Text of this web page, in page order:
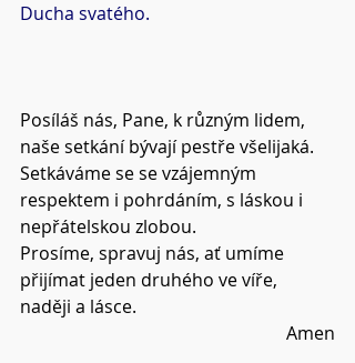
Ducha svatého.
Posíláš nás, Pane, k různým lidem,
naše setkání bývají pestře všelijaká.
Setkáváme se se vzájemným
respektem i pohrdáním, s láskou i
nepřátelskou zlobou.
Prosíme, spravuj nás, ať umíme
přijímat jeden druhého ve víře,
naději a lásce.
Amen